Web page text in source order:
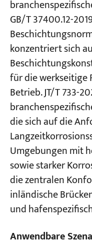
GB/T 37400.12-
konzentriert sich
für die werkseitige
Betrieb. JT/T 733-
die sich auf die
Umgebungen mit
sowie starker
die zentralen
inländische
und
Anwendbare